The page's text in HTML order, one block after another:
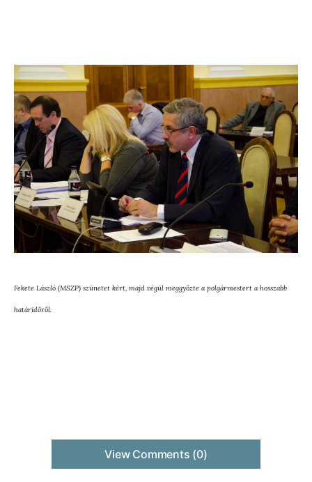
Fekete László (MSZP) szünetet kért, majd végül meggyőzte a polgármestert a hosszabb
határidőről.
View Comments (0)